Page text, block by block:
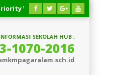
Valasindo Remittance
SEKOLAH HUB :
1070-2016